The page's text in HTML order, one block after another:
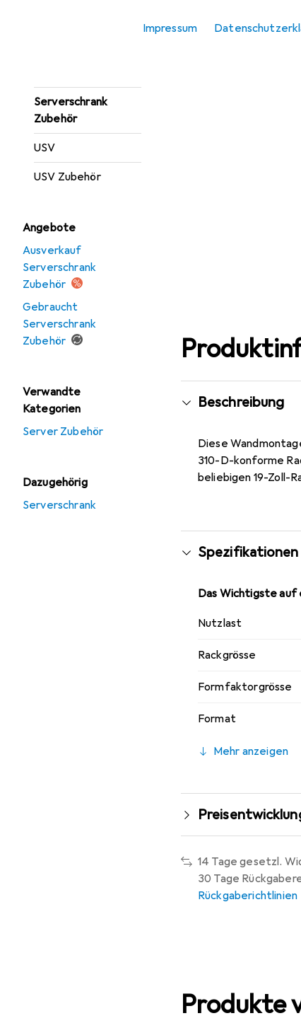
Impressum
Serverschrank
Zubehör
USV
USV Zubehör
Angebote
Ausverkauf
Serverschrank
Zubehör
Gebraucht
Serverschrank
Zubehör
Verwandte
Kategorien
Server Zubehör
Dazugehörig
Serverschrank
Beschreibung
Diese
310-D-konforme
beliebigen 19-Zoll-
Spezifikationen
Das Wichtigste auf
Nutzlast
Rackgrösse
Formfaktorgrösse
Format
Mehr anzeigen
14 Tage gesetzl.
30 Tage
Rückgaberichtlinien
Produkte